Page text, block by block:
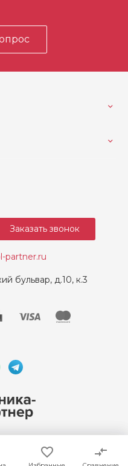
partner.ru
бульвар, д.10, к.3
Заказать звонок
7715962922, Все права